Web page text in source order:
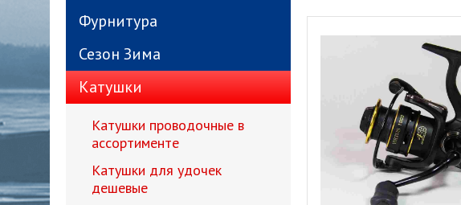
Фурнитура
Сезон Зима
Катушки
Катушки проводочные в
ассортименте
Катушки для удочек
дешевые